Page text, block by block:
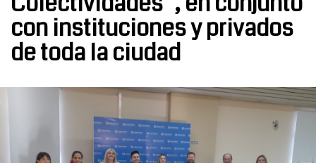
con instituciones y privados
de toda la ciudad